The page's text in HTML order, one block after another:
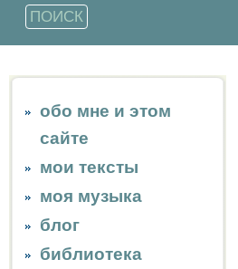
обо мне и этом
сайте
мои тексты
моя музыка
блог
библиотека